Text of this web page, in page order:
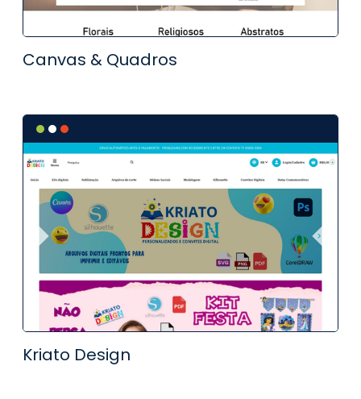
Canvas & Quadros
Kriato Design